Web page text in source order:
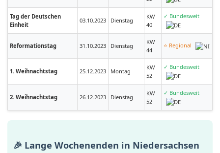
Tag der Deutschen
Einheit
03.10.2023 Dienstag
KW
40
✓ Bundesweit
Reformationstag 31.10.2023 Dienstag
KW
44
⭐ Regional
1. Weihnachtstag 25.12.2023 Montag
KW
52
✓ Bundesweit
2. Weihnachtstag 26.12.2023 Dienstag
KW
52
✓ Bundesweit
🎉 Lange Wochenenden in Niedersachsen